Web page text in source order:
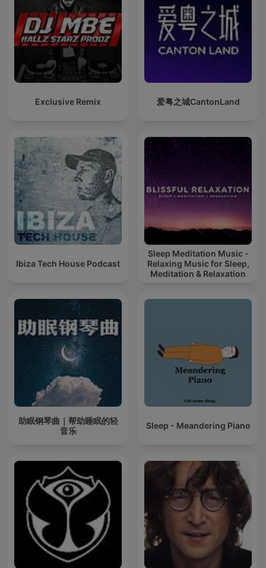
Exclusive Remix 爱粤之城CantonLand
Ibiza Tech House Podcast
Sleep Meditation Music -
Relaxing Music for Sleep,
Meditation & Relaxation
助眠钢琴曲｜帮助睡眠的轻
音乐
Sleep - Meandering Piano